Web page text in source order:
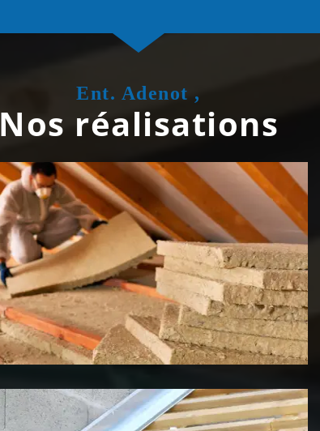
Ent. Adenot ,
Nos réalisations
de toiture 39 Jura